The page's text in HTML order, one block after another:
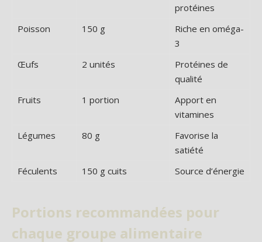
protéines
Poisson
150 g
Riche en oméga-
3
Œufs
2 unités
Protéines de
qualité
Fruits
1 portion
Apport en
vitamines
Légumes
80 g
Favorise la
satiété
Féculents
150 g cuits Source d’énergie
Portions recommandées pour
chaque groupe alimentaire